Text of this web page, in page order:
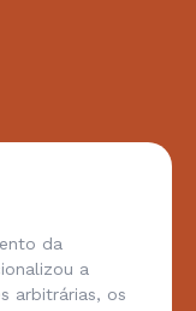
da
a
arbitrárias, os